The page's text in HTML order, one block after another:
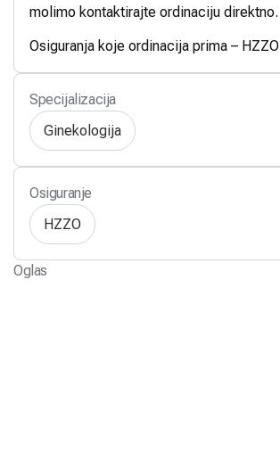
molimo kontaktirajte ordinaciju direktno.
Osiguranja koje ordinacija prima – HZZO
Specijalizacija
Ginekologija
Osiguranje
HZZO
Oglas